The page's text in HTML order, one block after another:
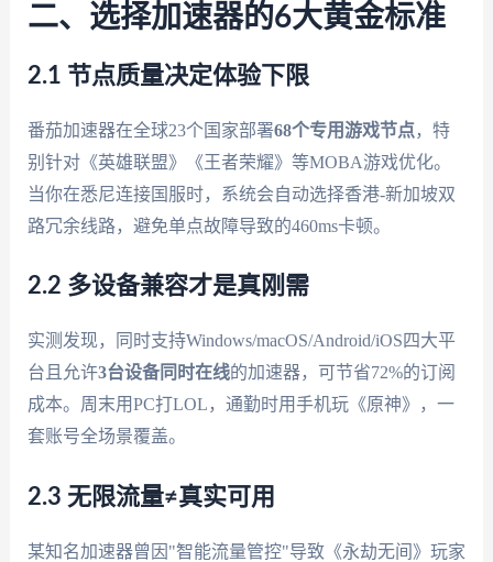
二、选择加速器的6大黄金标准
2.1 节点质量决定体验下限
番茄加速器在全球23个国家部署68个专用游戏节点，特
别针对《英雄联盟》《王者荣耀》等MOBA游戏优化。
当你在悉尼连接国服时，系统会自动选择香港-新加坡双
路冗余线路，避免单点故障导致的460ms卡顿。
2.2 多设备兼容才是真刚需
实测发现，同时支持Windows/macOS/Android/iOS四大平
台且允许3台设备同时在线的加速器，可节省72%的订阅
成本。周末用PC打LOL，通勤时用手机玩《原神》，一
套账号全场景覆盖。
2.3 无限流量≠真实可用
某知名加速器曾因"智能流量管控"导致《永劫无间》玩家